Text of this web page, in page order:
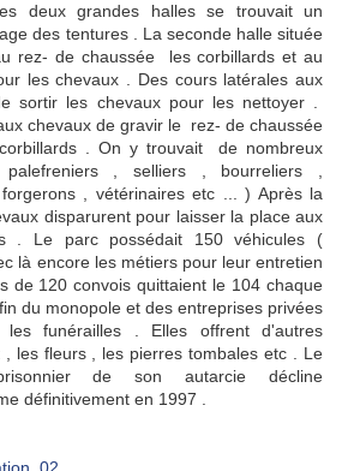
deux grandes halles se trouvait un
des tentures . La seconde halle située
rez- de chaussée les corbillards et au
les chevaux . Des cours latérales aux
sortir les chevaux pour les nettoyer .
chevaux de gravir le rez- de chaussée
. On y trouvait de nombreux
, selliers , bourreliers ,
, vétérinaires etc ... ) Après la
disparurent pour laisser la place aux
. Le parc possédait 150 véhicules (
là encore les métiers pour leur entretien
de 120 convois quittaient le 104 chaque
du monopole et des entreprises privées
les funérailles . Elles offrent d'autres
les fleurs , les pierres tombales etc . Le
de son autarcie décline
définitivement en 1997 .